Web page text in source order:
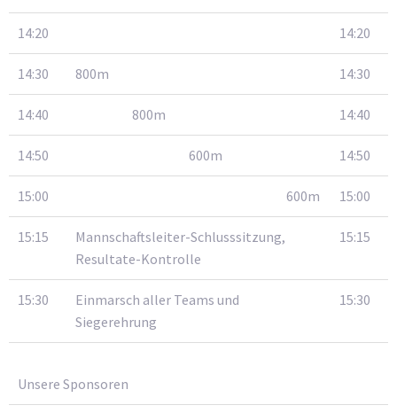
14:20 14:20
14:30 800m 14:30
14:40 800m 14:40
14:50 600m 14:50
15:00 600m 15:00
15:15
Mannschaftsleiter-Schlusssitzung,
Resultate-Kontrolle
15:15
15:30
Einmarsch aller Teams und
Siegerehrung
15:30
Unsere Sponsoren